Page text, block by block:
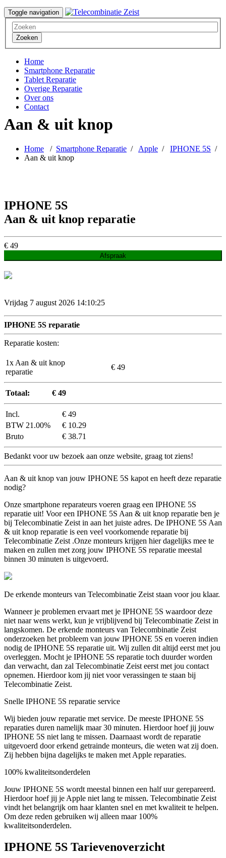
Toggle navigation
Zoeken
Home
Smartphone Reparatie
Tablet Reparatie
Overige Reparatie
Over ons
Contact
Aan & uit knop
Home / Smartphone Reparatie / Apple / IPHONE 5S /
Aan & uit knop
IPHONE 5S
Aan & uit knop reparatie
€ 49
Afspraak
Vrijdag 7 august 2026 14:10:26
IPHONE 5S reparatie
Reparatie kosten:
1x Aan & uit knop
reparatie
€ 49
Totaal: € 49
Incl.
€ 49
BTW 21.00%
€ 10.29
Bruto
€ 38.71
Bedankt voor uw bezoek aan onze website, graag tot ziens!
Aan & uit knop van jouw IPHONE 5S kapot en heeft deze reparatie
nodig?
Onze smartphone reparateurs voeren graag een IPHONE 5S
reparatie uit! Voor een IPHONE 5S Aan & uit knop reparatie ben je
bij Telecombinatie Zeist in aan het juiste adres. De IPHONE 5S Aan
& uit knop reparatie is een veel voorkomende reparatie bij
Telecombinatie Zeist .Onze monteurs krijgen hier dagelijks mee te
maken en zullen met zorg jouw IPHONE 5S reparatie meestal
binnen 30 minuten is uitgevoerd.
De erkende monteurs van Telecombinatie Zeist staan voor jou klaar.
Wanneer je problemen ervaart met je IPHONE 5S waardoor deze
niet naar wens werkt, kun je vrijblijvend bij Telecombinatie Zeist in
langskomen. De erkende monteurs van Telecombinatie Zeist
onderzoeken het probleem van jouw IPHONE 5S en voeren indien
nodig de IPHONE 5S reparatie uit. Wij zullen dit altijd eerst met jou
overleggen. Mocht je IPHONE 5S reparatie toch duurder worden
dan verwacht, dan zal Telecombinatie Zeist eerst met jou contact
opnemen. Hierdoor kom jij niet voor verassingen te staan bij
Telecombinatie Zeist.
Snelle IPHONE 5S reparatie service
Wij bieden jouw reparatie met service. De meeste IPHONE 5S
reparaties duren namelijk maar 30 minuten. Hierdoor hoef jij jouw
IPHONE 5S niet lang te missen. Daarnaast wordt de reparatie
uitgevoerd door erkend getrainde monteurs, die weten wat zij doen.
Zij hebben bijna dagelijks te maken met Apple reparaties.
100% kwaliteitsonderdelen
Jouw IPHONE 5S wordt meestal binnen een half uur gerepareerd.
Hierdoor hoef jij je Apple niet lang te missen. Telecombinatie Zeist
vindt het belangrijk om haar klanten snel en met kwaliteit te helpen.
Om deze reden gebruiken wij alleen maar 100%
kwaliteitsonderdelen.
IPHONE 5S Tarievenoverzicht